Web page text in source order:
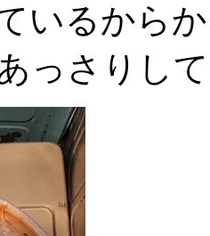
いるから
っさりし